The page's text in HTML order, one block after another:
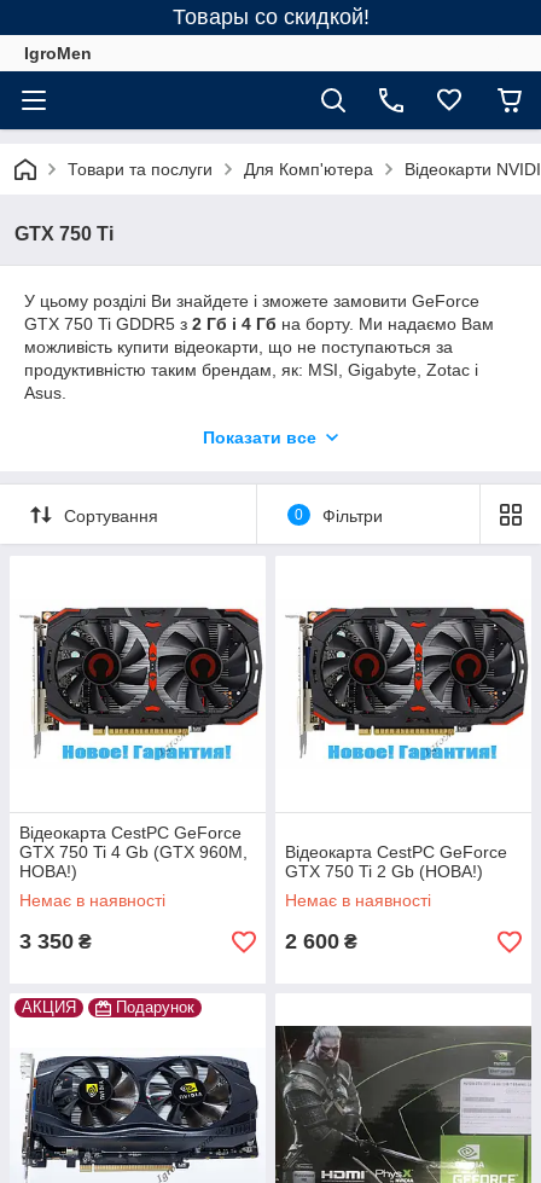
Товары со скидкой!
IgroMen
Товари та послуги Для Комп'ютера Відеокарти
GTX 750 Ti
У цьому розділі Ви знайдете і зможете замовити GeForce
GTX 750 Ti GDDR5 з 2 Гб і 4 Гб на борту. Ми надаємо Вам
можливість купити відеокарти, що не поступаються за
продуктивністю таким брендам, як: MSI, Gigabyte, Zotac і
Asus.
Новою поштою і Укр
платежем!
Показати все
Сортування 0 Фільтри
Відеокарта CestPC GeForce
GTX 750 Ti 4 Gb (GTX 960M,
НОВА!)
Немає в наявності
3 350 ₴
Відеокарта CestPC GeForce
GTX 750 Ti 2 Gb (НОВА!)
Немає в наявності
2 600 ₴
АКЦИЯ Подарунок